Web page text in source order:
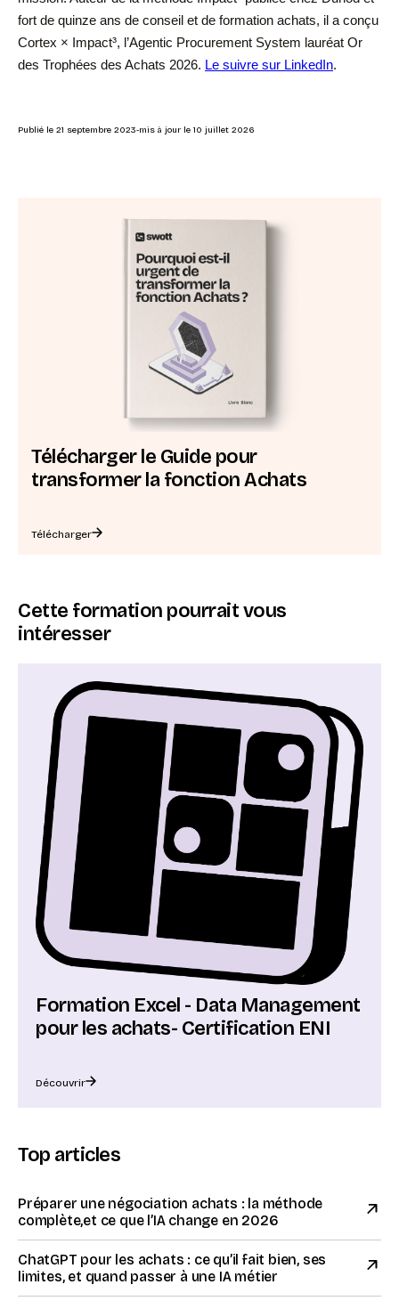
fort de quinze ans de conseil et de formation achats, il a conçu
Cortex × Impact³, l’Agentic Procurement System lauréat Or
des Trophées des Achats 2026. Le suivre sur LinkedIn.
Publié le 21 septembre 2023-mis à jour le 10 juillet 2026
Télécharger le Guide pour
transformer la fonction Achats
Télécharger
Cette formation pourrait vous
intéresser
Formation Excel - Data Management
pour les achats- Certification ENI
Découvrir
Top articles
Préparer une négociation achats : la méthode
complète,et ce que l’IA change en 2026
ChatGPT pour les achats : ce qu’il fait bien, ses
limites, et quand passer à une IA métier